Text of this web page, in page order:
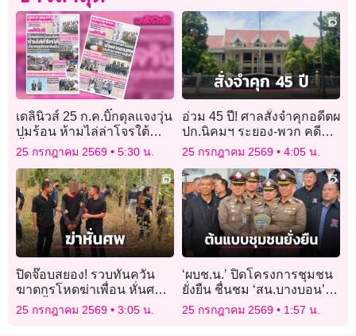
เดลินิวส์ 25 ก.ค.บิ๊กดุลแจงวุ่น
ปมร้อน ห้ามไล่ล่าโจรใต้
น้ำตาคลอโดนถล่มยับ
25 กรกฎาคม 2569 5:30 น.
อ่วม 45 ปี! ศาลสั่งจำคุกอดีตผ
ปก.นิคมฯ ระยอง-พวก คดี
โกงงบฝึกอบรมฯ
25 กรกฎาคม 2569 4:05 น.
ปิดจ๊อบสยอง! รวบทันควัน
ฆาตกรโหดฆ่าเพื่อน หั่นศพ
แยกทิ้งอำพราง
25 กรกฎาคม 2569 3:05 น.
‘ผบช.น.’ ปิดโครงการชุมชน
ยั่งยืน ชื่นชม ‘สน.บางบอน’
ต้นแบบชุมชนปลอดยาเสพติด
25 กรกฎาคม 2569 1:57 น.